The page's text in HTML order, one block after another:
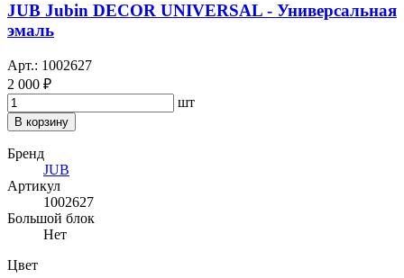
JUB Jubin DECOR UNIVERSAL - Универсальная
эмаль
Арт.: 1002627
2 000 ₽
шт
В корзину
Бренд
JUB
Артикул
1002627
Большой блок
Нет
Цвет